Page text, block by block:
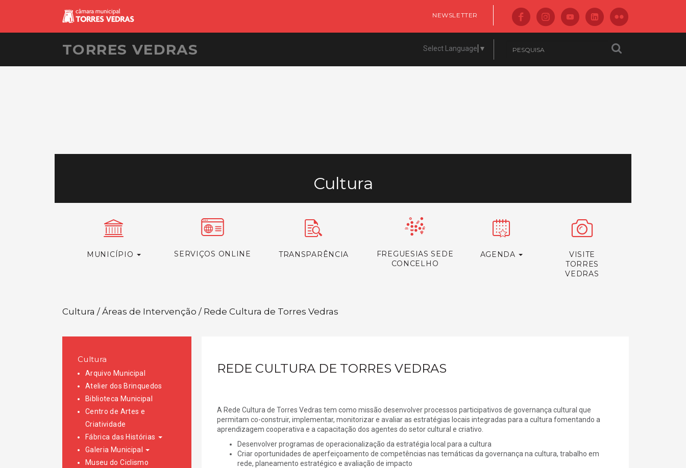
NEWSLETTER
TORRES VEDRAS Select Language ▼
Cultura
MUNICÍPIO SERVIÇOS ONLINE TRANSPARÊNCIA
FREGUESIAS SEDE
CONCELHO
AGENDA
VISITE
TORRES
VEDRAS
Cultura / Áreas de Intervenção / Rede Cultura de Torres Vedras
Cultura
Arquivo Municipal
Atelier dos Brinquedos
Biblioteca Municipal
Centro de Artes e
Criatividade
Fábrica das Histórias
Galeria Municipal
Museu do Ciclismo
REDE CULTURA DE TORRES VEDRAS
A Rede Cultura de Torres Vedras tem como missão desenvolver processos participativos de governança cultural que
permitam co-construir, implementar, monitorizar e avaliar as estratégias locais integradas para a cultura fomentando a
aprendizagem cooperativa e a capacitação dos agentes do setor cultural e criativo.
Desenvolver programas de operacionalização da estratégia local para a cultura
Criar oportunidades de aperfeiçoamento de competências nas temáticas da governança na cultura, trabalho em
rede, planeamento estratégico e avaliação de impacto